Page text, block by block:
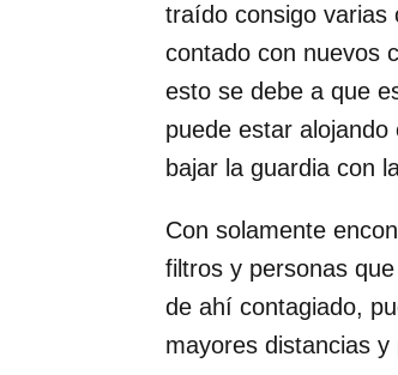
traído consigo varias
contado con nuevos
esto se debe a que
puede estar
bajar la guardia con
Con solamente
filtros y personas
de ahí contagiado,
mayores distancias